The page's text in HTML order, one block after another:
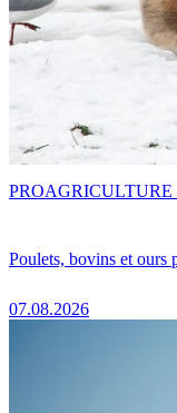
Poulets, bovins et ours
07.08.2026
PRO